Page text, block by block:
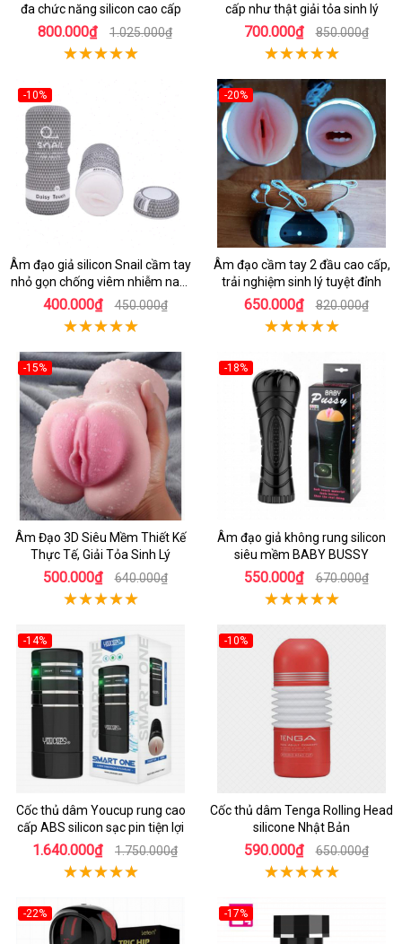
đa chức năng silicon cao cấp
800.000₫ 1.025.000₫
cấp như thật giải tỏa sinh lý
700.000₫ 850.000₫
-10%
Âm đạo giả silicon Snail cầm tay
nhỏ gọn chống viêm nhiễm nam
giới
400.000₫ 450.000₫
-20%
Âm đạo cầm tay 2 đầu cao cấp,
trải nghiệm sinh lý tuyệt đỉnh
650.000₫ 820.000₫
-15%
Âm Đạo 3D Siêu Mềm Thiết Kế
Thực Tế, Giải Tỏa Sinh Lý
500.000₫ 640.000₫
-18%
Âm đạo giả không rung silicon
siêu mềm BABY BUSSY
550.000₫ 670.000₫
-14%
Cốc thủ dâm Youcup rung cao
cấp ABS silicon sạc pin tiện lợi
1.640.000₫ 1.750.000₫
-10%
Cốc thủ dâm Tenga Rolling Head
silicone Nhật Bản
590.000₫ 650.000₫
-22% -17%